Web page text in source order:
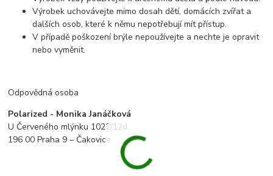
Výrobek uchovávejte mimo dosah dětí, domácích zvířat a
dalších osob, které k němu nepotřebují mít přístup.
V případě poškození brýle nepoužívejte a nechte je opravit
nebo vyměnit.
Odpovědná osoba
Polarized - Monika Janáčková
U Červeného mlýnku 1022/12d
196 00 Praha 9 – Čakovice